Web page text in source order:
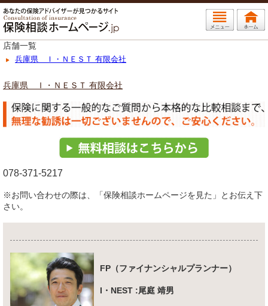
店舗一覧
兵庫県 Ｉ・ＮＥＳＴ 有限会社
兵庫県 Ｉ・ＮＥＳＴ 有限会社
078-371-5217
※お問い合わせの際は、「保険相談ホームページを見た」とお伝え下
さい。
FP（ファイナンシャルプランナー）
I・NEST :尾庭 靖男